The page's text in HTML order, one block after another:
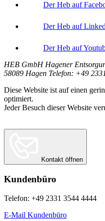
Der Heb auf
Der Heb auf
Der Heb auf
HEB GmbH Hagener
58089 Hagen Telefon: +49
Diese Website ist auf einen
optimiert.
Jeder Besuch dieser Website
Kontakt öffnen
Kundenbüro
Telefon: +49 2331 3544 4444
E-Mail Kundenbüro